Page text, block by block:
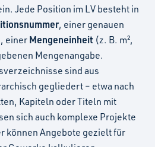
Jede Position im LV besteht in
, einer genauen
einer Mengeneinheit (z. B. m²,
Mengenangabe.
sind aus
gegliedert – etwa nach
Kapiteln oder Titeln mit
sich auch komplexe Projekte
können Angebote gezielt für